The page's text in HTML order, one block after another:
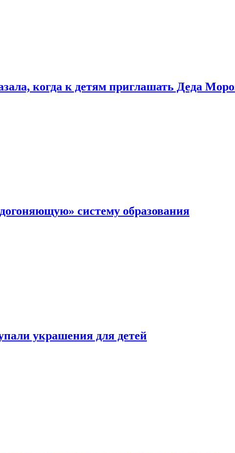
когда к детям приглашать Деда
систему образования
украшения для детей